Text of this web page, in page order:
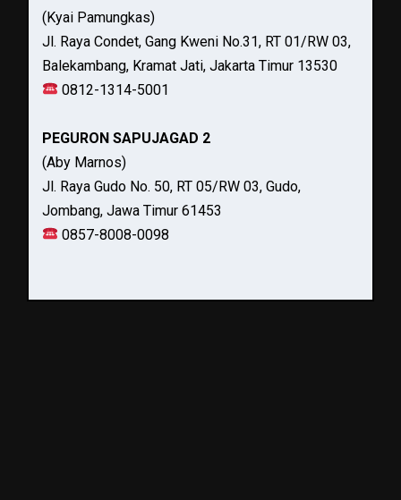
(Kyai Pamungkas)
Jl. Raya Condet, Gang Kweni No.31, RT 01/RW 03,
Balekambang, Kramat Jati, Jakarta Timur 13530
0812-1314-5001
PEGURON SAPUJAGAD 2
(Aby Marnos)
Jl. Raya Gudo No. 50, RT 05/RW 03, Gudo,
Jombang, Jawa Timur 61453
0857-8008-0098